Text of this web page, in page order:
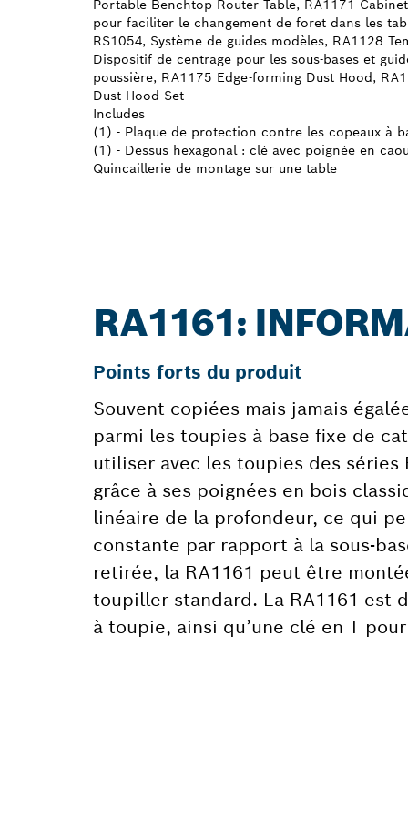
Portable Benchtop Router Table, RA1171
pour faciliter le changement de foret dans les
RS1054, Système de guides modèles, RA1128
Dispositif de centrage pour les sous-bases et
poussière, RA1175 Edge-forming Dust Hood,
Dust Hood Set
Includes
(1) - Plaque de protection contre les copeaux à
(1) - Dessus hexagonal : clé avec poignée en
Quincaillerie de montage sur une table
RA1161:
Points forts du produit
Souvent copiées mais jamais
parmi les toupies à base fixe de
utiliser avec les toupies des
grâce à ses poignées en bois
linéaire de la profondeur, ce qui
constante par rapport à la sous-
retirée, la RA1161 peut être
toupiller standard. La RA1161 est
à toupie, ainsi qu’une clé en T